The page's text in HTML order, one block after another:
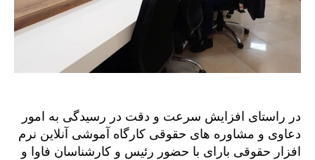
در راستای افزایش سرعت و دقت در رسیدگی به امور
دعاوی و مشاوره های حقوقی کارگاه آموشی آنلاین نرم
افزار حقوقی بارای با حضور رئیس و کارشناسان فاوا و